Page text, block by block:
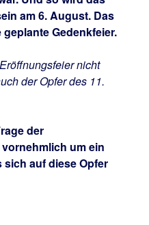
am 6. August. Das
Gedenkfeier.
nicht
der Opfer des 11.
der
um ein
auf diese Opfer